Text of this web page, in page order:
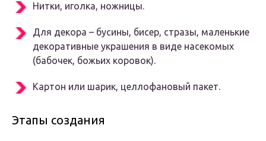
Нитки, иголка, ножницы.
Для декора – бусины, бисер, стразы, маленькие
декоративные украшения в виде насекомых
(бабочек, божьих коровок).
Картон или шарик, целлофановый пакет.
Этапы создания